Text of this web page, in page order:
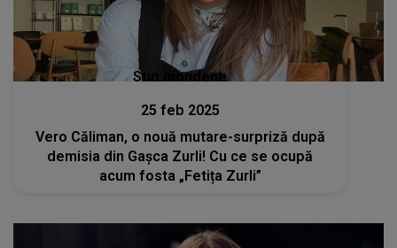
Stiri mondene
25 feb 2025
Vero Căliman, o nouă mutare-surpriză după
demisia din Gașca Zurli! Cu ce se ocupă
acum fosta „Fetița Zurli”